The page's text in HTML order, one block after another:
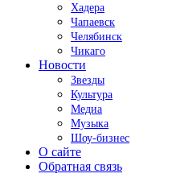
Хадера
Чапаевск
Челябинск
Чикаго
Новости
Звезды
Культура
Медиа
Музыка
Шоу-бизнес
О сайте
Обратная связь